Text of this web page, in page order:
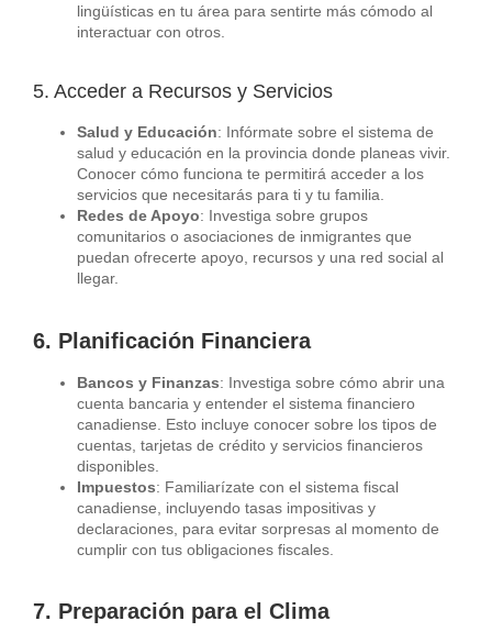
lingüísticas en tu área para sentirte más cómodo al
interactuar con otros.
5. Acceder a Recursos y Servicios
Salud y Educación: Infórmate sobre el sistema de
salud y educación en la provincia donde planeas vivir.
Conocer cómo funciona te permitirá acceder a los
servicios que necesitarás para ti y tu familia.
Redes de Apoyo: Investiga sobre grupos
comunitarios o asociaciones de inmigrantes que
puedan ofrecerte apoyo, recursos y una red social al
llegar.
6. Planificación Financiera
Bancos y Finanzas: Investiga sobre cómo abrir una
cuenta bancaria y entender el sistema financiero
canadiense. Esto incluye conocer sobre los tipos de
cuentas, tarjetas de crédito y servicios financieros
disponibles.
Impuestos: Familiarízate con el sistema fiscal
canadiense, incluyendo tasas impositivas y
declaraciones, para evitar sorpresas al momento de
cumplir con tus obligaciones fiscales.
7. Preparación para el Clima